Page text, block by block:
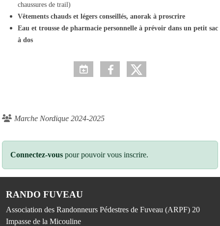
chaussures de trail)
Vêtements chauds et légers conseillés, anorak à proscrire
Eau et trousse de pharmacie personnelle à prévoir dans un petit sac
à dos
Marche Nordique 2024-2025
Connectez-vous pour pouvoir vous inscrire.
RANDO FUVEAU
Association des Randonneurs Pédestres de Fuveau (ARPF) 20
Impasse de la Micouline